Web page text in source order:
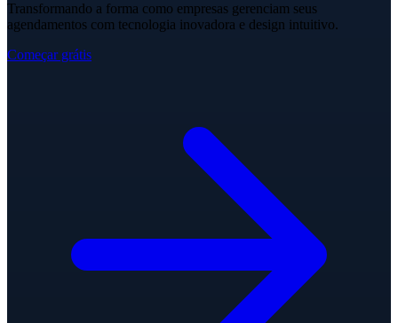
Transformando a forma como empresas gerenciam seus
agendamentos com tecnologia inovadora e design intuitivo.
Começar grátis